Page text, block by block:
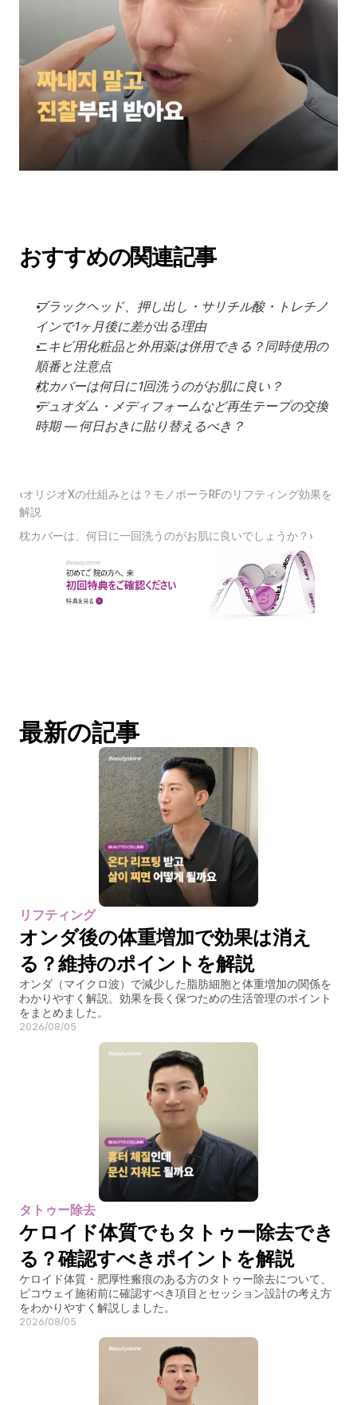
おすすめの関連記事
ブラックヘッド、押し出し・サリチル酸・トレチノ
インで1ヶ月後に差が出る理由
ニキビ用化粧品と外用薬は併用できる？同時使用の
順番と注意点
枕カバーは何日に1回洗うのがお肌に良い？
デュオダム・メディフォームなど再生テープの交換
時期 — 何日おきに貼り替えるべき？
‹オリジオXの仕組みとは？モノポーラRFのリフティング効果を
解説
枕カバーは、何日に一回洗うのがお肌に良いでしょうか？›
最新の記事
リフティング
オンダ後の体重増加で効果は消え
る？維持のポイントを解説
オンダ（マイクロ波）で減少した脂肪細胞と体重増加の関係を
わかりやすく解説。効果を長く保つための生活管理のポイント
をまとめました。
2026/08/05
タトゥー除去
ケロイド体質でもタトゥー除去でき
る？確認すべきポイントを解説
ケロイド体質・肥厚性瘢痕のある方のタトゥー除去について、
ピコウェイ施術前に確認すべき項目とセッション設計の考え方
をわかりやすく解説しました。
2026/08/05